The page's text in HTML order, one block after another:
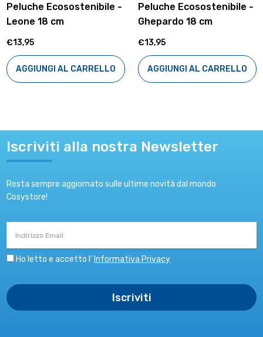
Peluche Ecosostenibile -
Leone 18 cm
€13,95
AGGIUNGI AL CARRELLO
Peluche Ecosostenibile -
Ghepardo 18 cm
€13,95
AGGIUNGI AL CARRELLO
Iscriviti alla nostra Newsletter
Resta sempre aggiornato sulle ultime novità dal mondo
Cosystore!
Ho letto e accetto l’ Informativa Privacy